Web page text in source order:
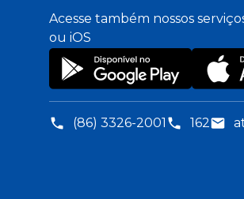
Acesse também nossos
ou iOS
(86) 3326-2001 162